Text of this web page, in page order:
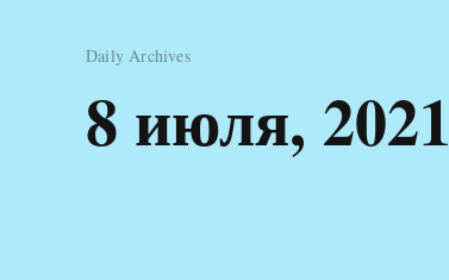
Daily Archives
8 июля, 2021